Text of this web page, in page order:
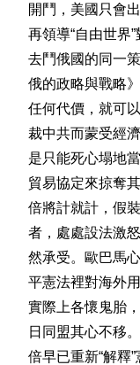
開鬥，美國只會
再領導“自由世界
去鬥俄國的同一
俄的政略與戰略
任何代價，就可
裁中共而蒙受經
是只能死心塌地
貿易協定來掠奪
倍將計就計，假
者，處處設法激
然承受。歐巴馬
平憲法裡對海外
實際上各懷鬼胎
日同盟其心不移
倍早已重新“解釋